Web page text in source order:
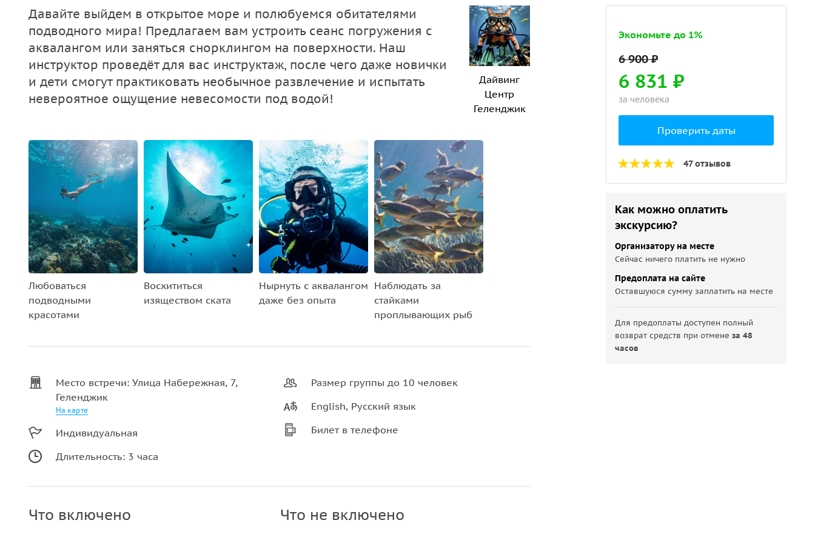
Давайте выйдем в открытое море и полюбуемся обитателями
подводного мира! Предлагаем вам устроить сеанс погружения с
аквалангом или заняться снорклингом на поверхности. Наш
инструктор проведёт для вас инструктаж, после чего даже новички
и дети смогут практиковать необычное развлечение и испытать
невероятное ощущение невесомости под водой!
Дайвинг
Центр
Геленджик
Любоваться
подводными
красотами
Восхититься
изяществом ската
Нырнуть с аквалангом
даже без опыта
Наблюдать за
стайками
проплывающих рыб
Место встречи: Улица Набережная, 7,
Геленджик
На карте
Индивидуальная
Длительность: 3 часа
Размер группы до 10 человек
English, Русский язык
Билет в телефоне
Что включено Что не включено
Экономьте до 1%
6 831 ₽
за человека
Проверить даты
47 отзывов
Как можно оплатить
экскурсию?
Организатору на месте
Сейчас ничего платить не нужно
Предоплата на сайте
Оставшуюся сумму заплатить на месте
Для предоплаты доступен полный
возврат средств при отменеза 48
часов